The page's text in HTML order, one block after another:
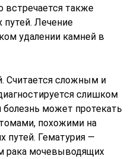
встречается также
Лечение
удалении камней в
Считается сложным и
слишком
может протекать
похожими на
Гематурия —
рака мочевыводящих